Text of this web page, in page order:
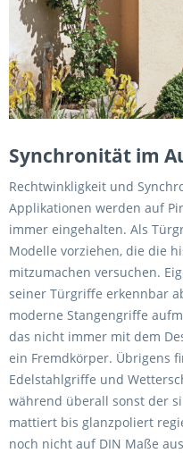
Synchronität im
Rechtwinkligkeit und
Applikationen werden auf
immer eingehalten. Als
Modelle vorziehen, die die
mitzumachen versuchen.
seiner Türgriffe erkennbar
moderne Stangengriffe
das nicht immer mit dem
ein Fremdkörper. Übrigens
Edelstahlgriffe und
während überall sonst der
mattiert bis glanzpoliert
noch nicht auf DIN Maße